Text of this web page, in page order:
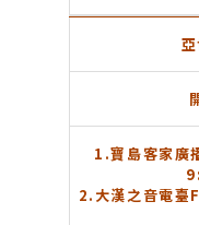
1.寶島客家廣
2. 大漢之音電